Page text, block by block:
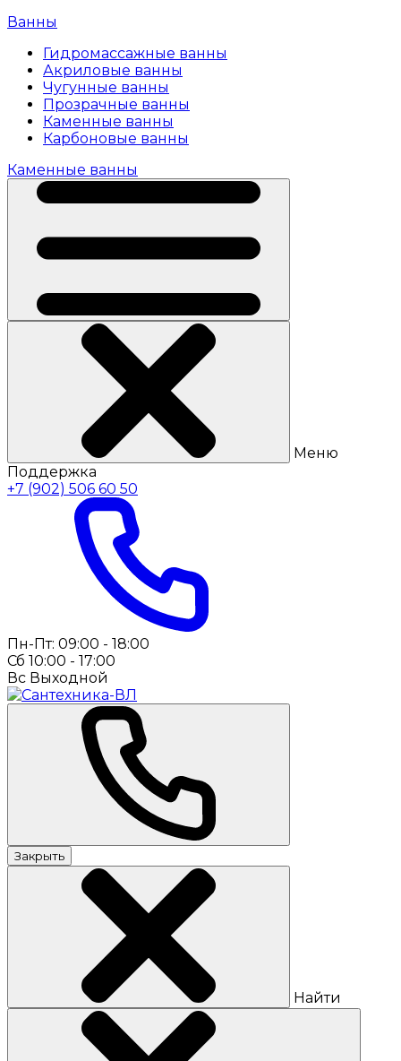
Ванны
Гидромассажные ванны
Акриловые ванны
Чугунные ванны
Прозрачные ванны
Каменные ванны
Карбоновые ванны
Каменные ванны
Меню
Поддержка
+7 (902) 506 60 50
Пн-Пт: 09:00 - 18:00
Сб 10:00 - 17:00
Вс Выходной
Закрыть
Найти